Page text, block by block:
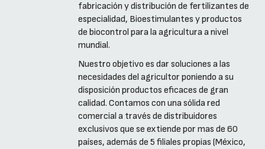
fabricación y distribución de fertilizantes de
especialidad, Bioestimulantes y productos
de biocontrol para la agricultura a nivel
mundial.
Nuestro objetivo es dar soluciones a las
necesidades del agricultor poniendo a su
disposición productos eficaces de gran
calidad. Contamos con una sólida red
comercial a través de distribuidores
exclusivos que se extiende por mas de 60
países, además de 5 filiales propias (México,